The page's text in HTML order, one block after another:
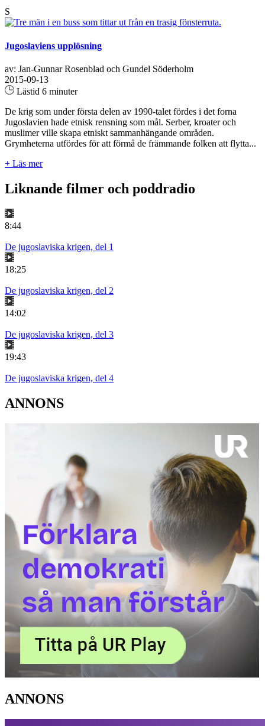
S
Jugoslaviens upplösning
av: Jan-Gunnar Rosenblad och Gundel Söderholm
2015-09-13
Lästid 6 minuter
De krig som under första delen av 1990-talet fördes i det forna
Jugoslavien hade etnisk rensning som mål. Serber, kroater och
muslimer ville skapa etniskt sammanhängande områden.
Grymheterna utfördes för att förmå de främmande folken att flytta...
+ Läs mer
Liknande filmer och poddradio
8:44
De jugoslaviska krigen, del 1
18:25
De jugoslaviska krigen, del 2
14:02
De jugoslaviska krigen, del 3
19:43
De jugoslaviska krigen, del 4
ANNONS
ANNONS